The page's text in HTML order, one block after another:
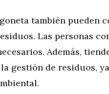
también pueden
Las personas
Además,
gestión de residuos,